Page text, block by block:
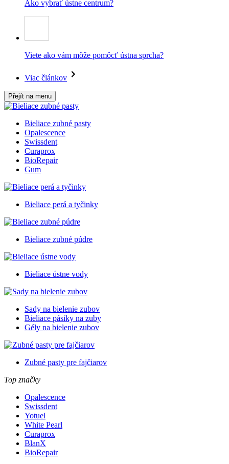
Ako vybrať ústne centrum?
Viete ako vám môže pomôcť ústna sprcha?
Viac článkov
Přejít na menu
Bieliace zubné pasty
Opalescence
Swissdent
Curaprox
BioRepair
Gum
Bieliace perá a tyčinky
Bieliace zubné púdre
Bieliace ústne vody
Sady na bielenie zubov
Bieliace pásiky na zuby
Gély na bielenie zubov
Zubné pasty pre fajčiarov
Top značky
Opalescence
Swissdent
Yotuel
White Pearl
Curaprox
BlanX
BioRepair